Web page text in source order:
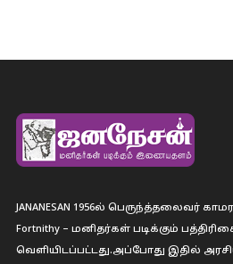
JANANESAN 1956ல் பெருந்த்தலைவர்
Fortnithy – மனிதர்கள் படிக்கும்
வெளியிடப்பட்டது.அப்போது இதில்